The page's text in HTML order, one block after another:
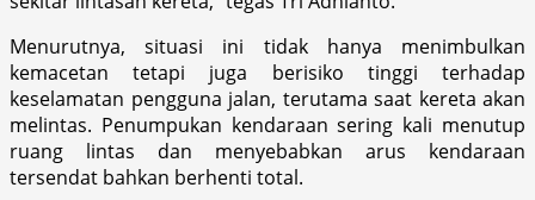
Menurutnya, situasi ini tidak hanya menimbulkan
kemacetan tetapi juga berisiko tinggi terhadap
keselamatan pengguna jalan, terutama saat kereta akan
melintas. Penumpukan kendaraan sering kali menutup
ruang lintas dan menyebabkan arus kendaraan
tersendat bahkan berhenti total.